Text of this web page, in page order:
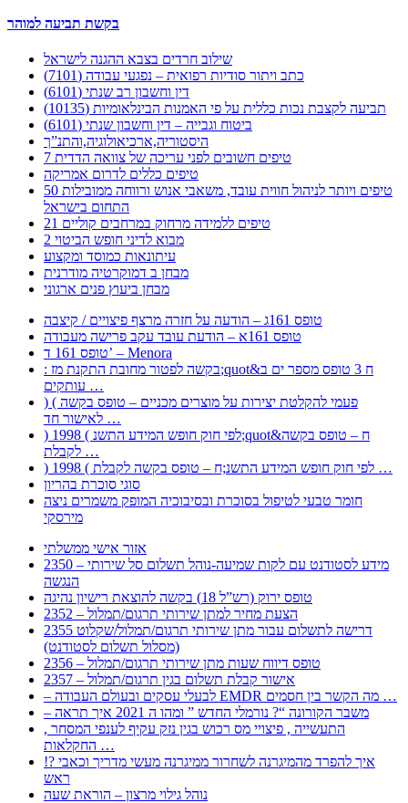
בקשת תביעה למוהר
שילוב חרדים בצבא ההגנה לישראל
כתב ויתור סודיות רפואית – נפגעי עבודה (7101)
דין וחשבון רב שנתי (6101)
תביעה לקצבת נכות כללית על פי האמנות הבינלאומיות (10135)
ביטוח וגבייה – דין וחשבון שנתי (6101)
היסטוריה,ארכיאולוגיה,והתנ”ך
7 טיפים חשובים לפני עריכה של צוואה הדדית
טיפים כללים לדרום אמריקה
50 טיפים ויותר לניהול חווית עובד, משאבי אנוש ורווחה ממובילות
התחום בישראל
21 טיפים ללמידה מרחוק במרחבים קוליים
מבוא לדיני חופש הביטוי 2
עיתונאות כמוסד ומקצוע
מבחן ב דמוקרטיה מודרנית
מבחן ביעוץ פנים ארגוני
טופס 161ג – הודעה על חזרה מרצף פיצויים / קיצבה
טופס 161א – הודעת עובד עקב פרישה מעבודה
טופס 161 ד’ – Menora
: בקשה לפטור מחובת התקנת מז;quot&ח 3 טופס מספר ים ב
עותקים …
) ( פעמי להקלטת יצירות על מוצרים מכניים – טופס בקשה
לאישור חד …
) 1998 ( לפי חוק חופש המידע התשנ;quot&ח – טופס בקשה
לקבלת …
) 1998 ( לפי חוק חופש המידע התשנ;ח – טופס בקשה לקבלת …
סוגי סוכרת בהריון
חומר טבעי לטיפול בסוכרת ובסיבוכיה המופק משמרים ניצה
מירסקי
אזור אישי ממשלתי
2350 – מידע לסטודנט עם לקות שמיעה-נוהל תשלום סל שירותי
הנגשה
טופס ירוק (רש”ל 18) בקשה להוצאת רישיון נהיגה
2352 – הצעת מחיר למתן שירותי תרגום/תמלול
2355 דרישה לתשלום עבור מתן שירותי תרגום/תמלול/שקלוט
(מסלול תשלום לסטודנט)
2356 – טופס דיווח שעות מתן שירותי תרגום/תמלול
2357 – אישור קבלת תשלום בגין תרגום/תמלול
– לבעלי עסקים ובעולם העבודה EMDR מה הקשר בין חסמים …
– משבר הקורונה “? נורמלי החדש ” ומהו ה 2021 איך תראה
, התעשייה , פיצויי מס רכוש בגין נזק עקיף לענפי המסחר
החקלאות …
!? איך להפרד מהמיגרנה לשחרור ממיגרנה מעשי מדריך וכאבי
ראש
נוהל גילוי מרצון – הוראת שעה